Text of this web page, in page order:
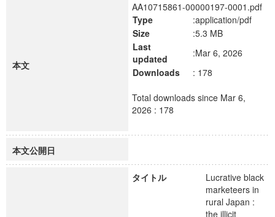
本文
AA10715861-00000197-0001.pdf
Type
:application/pdf
Size
:5.3 MB
Last
updated
:Mar 6, 2026
Downloads
: 178
Total downloads since Mar 6,
2026 : 178
本文公開日
タイトル
Lucrative black
marketeers in
rural Japan :
the illicit